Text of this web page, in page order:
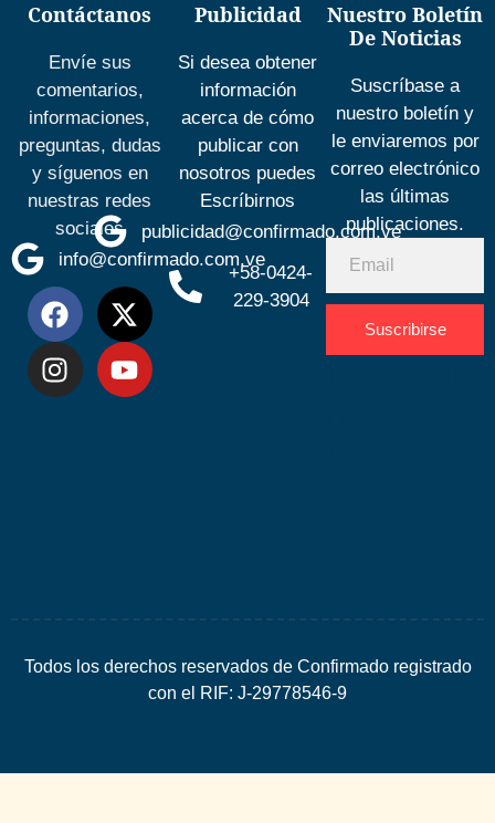
Contáctanos
Envíe sus
comentarios,
informaciones,
preguntas, dudas
y síguenos en
nuestras redes
sociales
info@confirmado.com.ve
Publicidad
Si desea obtener
información
acerca de cómo
publicar con
nosotros puedes
Escríbirnos
publicidad@confirmado.com.ve
+58-0424-
229-3904
Nuestro Boletín
De Noticias
Suscríbase a
nuestro boletín y
le enviaremos por
correo electrónico
las últimas
publicaciones.
Suscribirse
Todos los derechos reservados de Confirmado registrado
con el RIF: J-29778546-9